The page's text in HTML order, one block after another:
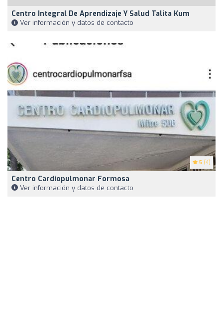
Centro Integral De Aprendizaje Y Salud Talita Kum
Ver información y datos de contacto
5 (4)
Centro Cardiopulmonar Formosa
Ver información y datos de contacto